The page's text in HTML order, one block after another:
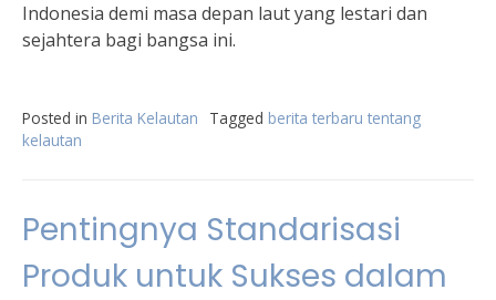
Indonesia demi masa depan laut yang lestari dan
sejahtera bagi bangsa ini.
Posted in Berita Kelautan Tagged berita terbaru tentang
kelautan
Pentingnya Standarisasi
Produk untuk Sukses dalam